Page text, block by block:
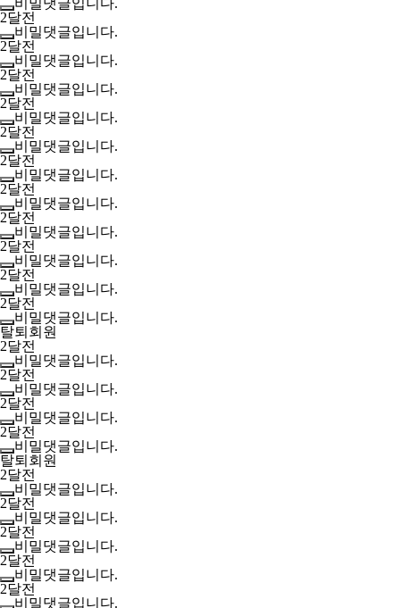
비밀댓글입니다.
2달전
비밀댓글입니다.
2달전
비밀댓글입니다.
2달전
비밀댓글입니다.
2달전
비밀댓글입니다.
2달전
비밀댓글입니다.
2달전
비밀댓글입니다.
2달전
비밀댓글입니다.
2달전
비밀댓글입니다.
2달전
비밀댓글입니다.
2달전
비밀댓글입니다.
2달전
비밀댓글입니다.
탈퇴회원
2달전
비밀댓글입니다.
2달전
비밀댓글입니다.
2달전
비밀댓글입니다.
2달전
비밀댓글입니다.
탈퇴회원
2달전
비밀댓글입니다.
2달전
비밀댓글입니다.
2달전
비밀댓글입니다.
2달전
비밀댓글입니다.
2달전
비밀댓글입니다.